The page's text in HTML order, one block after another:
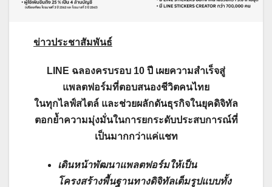
ข่าวประชาสัมพันธ์
LINE ฉลองครบรอบ 10 ปี เผยความสำเร็จสู่
แพลตฟอร์มที่ตอบสนองชีวิตคนไทย
ในทุกไลฟ์สไตล์ และช่วยผลักดันธุรกิจในยุคดิจิทัล
ตอกย้ำความมุ่งมั่นในการยกระดับประสบการณ์ที่
เป็นมากกว่าแค่แชท
เดินหน้าพัฒนาแพลตฟอร์มให้เป็น
โครงสร้างพื้นฐานทางดิจิทัลเต็มรูปแบบทั้ง